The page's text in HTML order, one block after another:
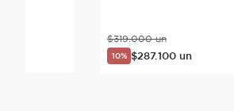
$319.000 un
10% $287.100 un